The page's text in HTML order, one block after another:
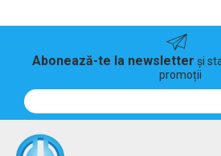
Abonează-te la newsletter și
promoții